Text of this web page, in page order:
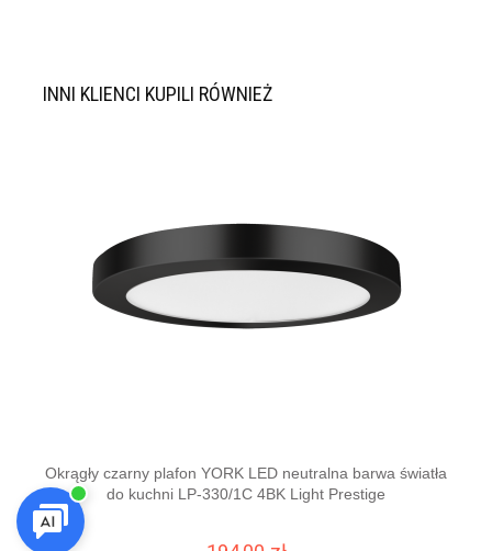
INNI KLIENCI KUPILI RÓWNIEŻ
Okrągły czarny plafon YORK LED neutralna barwa światła
do kuchni LP-330/1C 4BK Light Prestige